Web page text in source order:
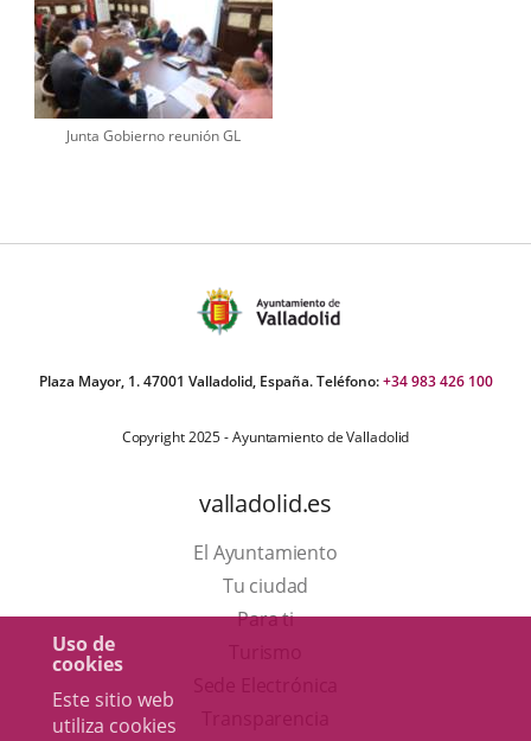
Uso de
cookies
Este sitio web
utiliza cookies
Junta Gobierno reunión GL
Plaza Mayor, 1. 47001 Valladolid, España. Teléfono:+34 983 426 100
Copyright 2025 - Ayuntamiento de Valladolid
valladolid.es
El Ayuntamiento
Tu ciudad
Para ti